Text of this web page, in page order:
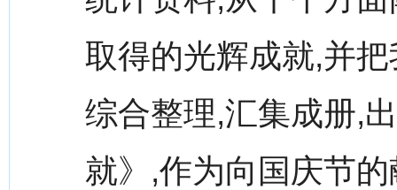
取得的光辉成就,并
综合整理,汇集成册,
就》,作为向国庆节